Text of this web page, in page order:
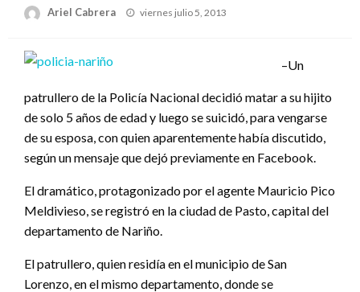
Ariel Cabrera
Publicado
viernes julio 5, 2013
–Un
patrullero de la Policía Nacional decidió matar a su hijito
de solo 5 años de edad y luego se suicidó, para vengarse
de su esposa, con quien aparentemente había discutido,
según un mensaje que dejó previamente en Facebook.
El dramático, protagonizado por el agente Mauricio Pico
Meldivieso, se registró en la ciudad de Pasto, capital del
departamento de Nariño.
El patrullero, quien residía en el municipio de San
Lorenzo, en el mismo departamento, donde se